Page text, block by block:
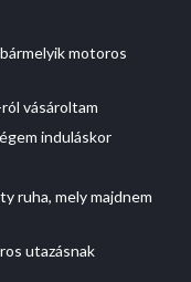
motoros
vásároltam
induláskor
ruha, mely majdnem
utazásnak